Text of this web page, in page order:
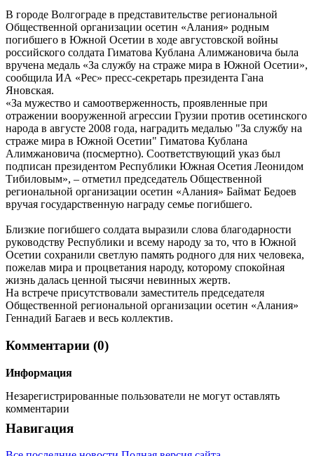
В городе Волгограде в представительстве региональной
Общественной организации осетин «Алания» родным
погибшего в Южной Осетии в ходе августовской войны
российского солдата Гиматова Кублана Алимжановича была
вручена медаль «За службу на страже мира в Южной Осетии»,
сообщила ИА «Рес» пресс-секретарь президента Гана
Яновская.
«За мужество и самоотверженность, проявленные при
отражении вооруженной агрессии Грузии против осетинского
народа в августе 2008 года, наградить медалью "За службу на
страже мира в Южной Осетии" Гиматова Кублана
Алимжановича (посмертно). Соответствующий указ был
подписан президентом Республики Южная Осетия Леонидом
Тибиловым», – отметил председатель Общественной
региональной организации осетин «Алания» Баймат Бедоев
вручая государственную награду семье погибшего.
Близкие погибшего солдата выразили слова благодарности
руководству Республики и всему народу за то, что в Южной
Осетии сохранили светлую память родного для них человека,
пожелав мира и процветания народу, которому спокойная
жизнь далась ценной тысячи невинных жертв.
На встрече присутствовали заместитель председателя
Общественной региональной организации осетин «Алания»
Геннадий Багаев и весь коллектив.
Комментарии (0)
Информация
Незарегистрированные пользователи не могут оставлять
комментарии
Навигация